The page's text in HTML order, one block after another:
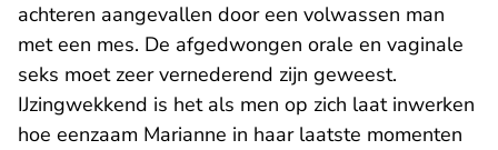
achteren aangevallen door een volwassen man
met een mes. De afgedwongen orale en vaginale
seks moet zeer vernederend zijn geweest.
IJzingwekkend is het als men op zich laat inwerken
hoe eenzaam Marianne in haar laatste momenten